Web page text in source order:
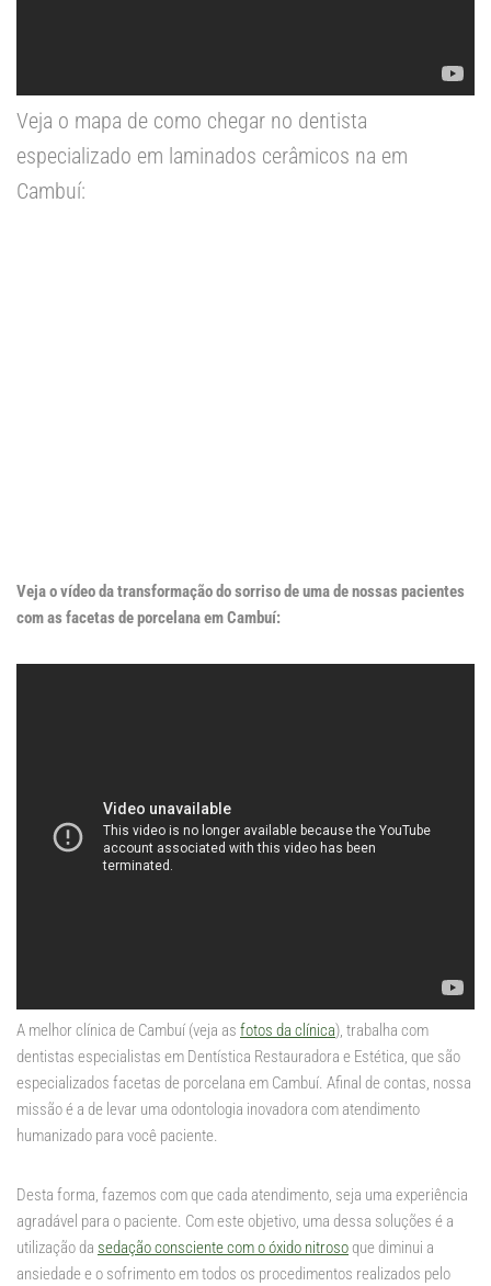
Veja o mapa de como chegar no dentista
especializado em laminados cerâmicos na em
Cambuí:
Veja o vídeo da transformação do sorriso de uma de nossas pacientes
com as facetas de porcelana em Cambuí:
A melhor clínica de Cambuí (veja as fotos da clínica), trabalha com
dentistas especialistas em Dentística Restauradora e Estética, que são
especializados facetas de porcelana em Cambuí. Afinal de contas, nossa
missão é a de levar uma odontologia inovadora com atendimento
humanizado para você paciente.
Desta forma, fazemos com que cada atendimento, seja uma experiência
agradável para o paciente. Com este objetivo, uma dessa soluções é a
utilização da sedação consciente com o óxido nitroso que diminui a
ansiedade e o sofrimento em todos os procedimentos realizados pelo